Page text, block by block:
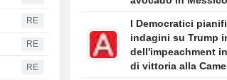
RE
RE
RE
I Democratici
indagini su Trump
dell'impeachment
di vittoria alla